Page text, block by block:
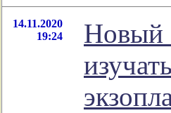
14.11.2020
19:24
Новый